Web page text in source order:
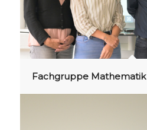
Fachgruppe Mathematik